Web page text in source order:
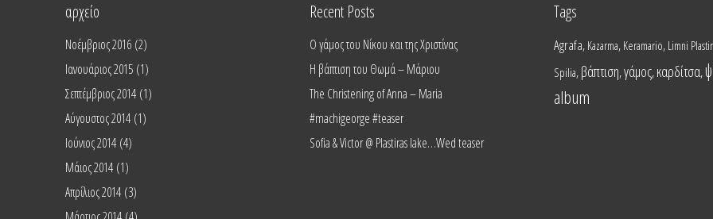
αρχείο
Νοέμβριος 2016 (2)
Ιανουάριος 2015 (1)
Σεπτέμβριος 2014 (1)
Αύγουστος 2014 (1)
Ιούνιος 2014 (4)
Μάιος 2014 (1)
Απρίλιος 2014 (3)
Recent Posts
Ο γάμος του Νίκου και της Χριστίνας
Η βάπτιση του Θωμά – Μάριου
The Christening of Anna – Maria
#machigeorge #teaser
Sofia & Victor @ Plastiras lake…Wed teaser
Tags
Agrafa, Kazarma, Keramario, Limni
Spilia,βάπτιση,γάμος,καρδίτσα,
album